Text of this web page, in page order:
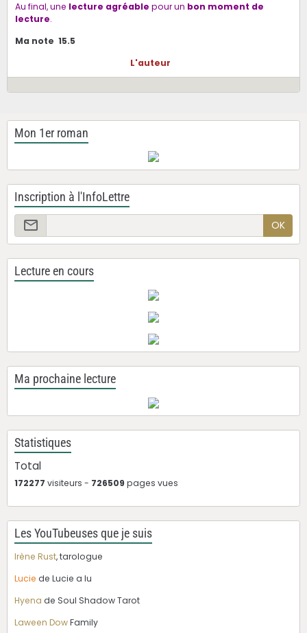
Au final, une lecture agréable pour un bon moment de
lecture.
Ma note 15.5
L'auteur
Mon 1er roman
Inscription à l'InfoLettre
OK
Lecture en cours
Ma prochaine lecture
Statistiques
Total
172277 visiteurs - 726509 pages vues
Les YouTubeuses que je suis
Irène Rust, tarologue
Lucie de Lucie a lu
Hyena de Soul Shadow Tarot
Laween DowFamily